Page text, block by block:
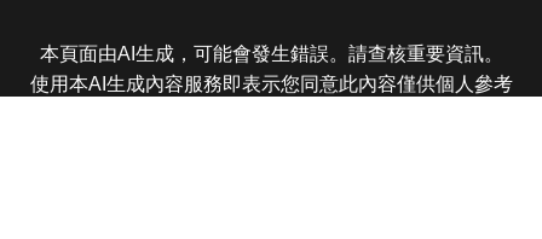
本頁面由AI生成，可能會發生錯誤。請查核重要資訊。
使用本AI生成內容服務即表示您同意此內容僅供個人參考